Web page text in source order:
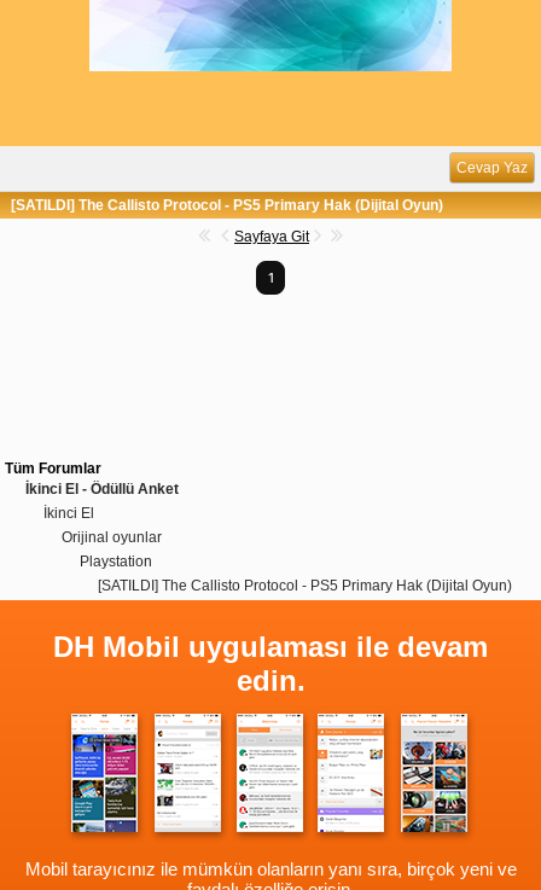
Cevap Yaz
[SATILDI] The Callisto Protocol - PS5 Primary Hak (Dijital Oyun)
Sayfaya Git
1
Tüm Forumlar
İkinci El - Ödüllü Anket
İkinci El
Orijinal oyunlar
Playstation
[SATILDI] The Callisto Protocol - PS5 Primary Hak (Dijital Oyun)
DH Mobil uygulaması ile devam
edin.
Mobil tarayıcınız ile mümkün olanların yanı sıra, birçok yeni ve